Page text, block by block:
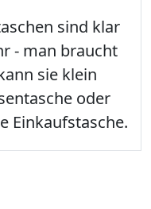
sind klar
- man braucht
sie klein
oder
Einkaufstasche.